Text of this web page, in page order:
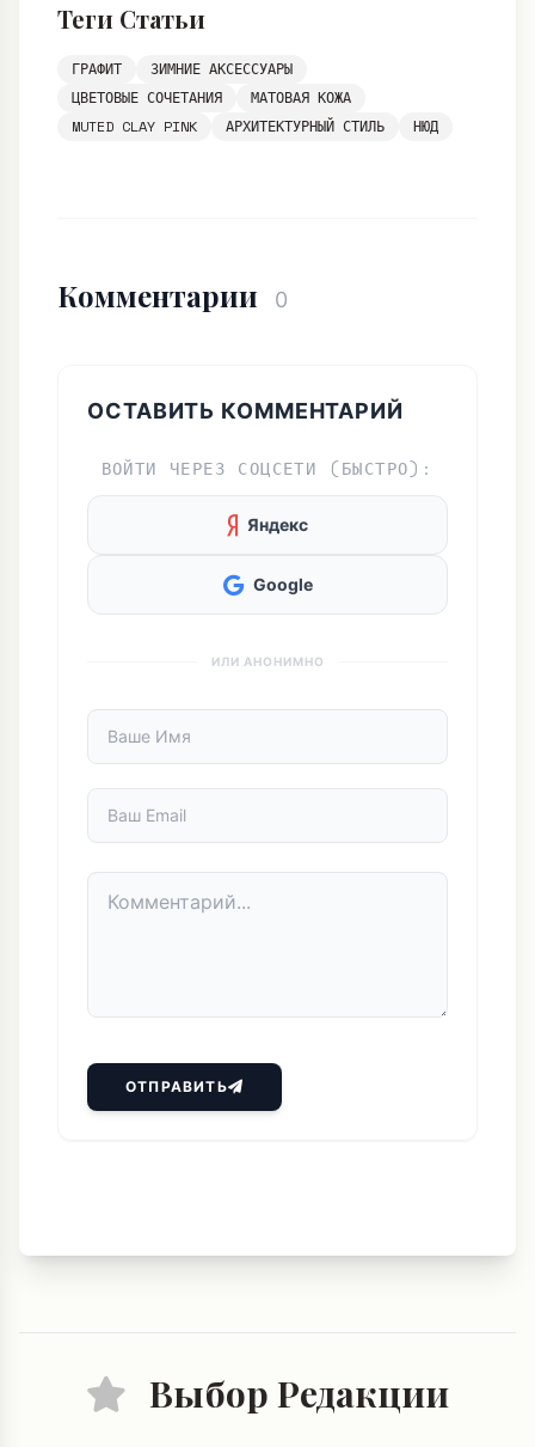
Теги Статьи
ГРАФИТ
ЗИМНИЕ АКСЕССУАРЫ
ЦВЕТОВЫЕ СОЧЕТАНИЯ
МАТОВАЯ КОЖА
MUTED CLAY PINK
АРХИТЕКТУРНЫЙ СТИЛЬ НЮД
Комментарии 0
ОСТАВИТЬ КОММЕНТАРИЙ
ВОЙТИ ЧЕРЕЗ СОЦСЕТИ (БЫСТРО):
Яндекс
Google
ИЛИ АНОНИМНО
ОТПРАВИТЬ
Выбор Редакции